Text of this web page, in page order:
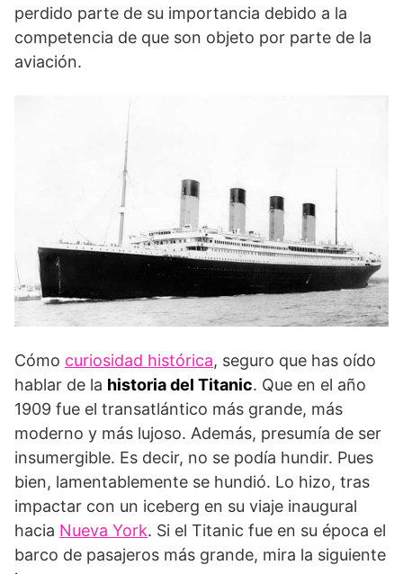
perdido parte de su importancia debido a la
competencia de que son objeto por parte de la
aviación.
Cómo curiosidad histórica, seguro que has oído
hablar de la historia del Titanic. Que en el año
1909 fue el transatlántico más grande, más
moderno y más lujoso. Además, presumía de ser
insumergible. Es decir, no se podía hundir. Pues
bien, lamentablemente se hundió. Lo hizo, tras
impactar con un iceberg en su viaje inaugural
hacia Nueva York. Si el Titanic fue en su época el
barco de pasajeros más grande, mira la siguiente